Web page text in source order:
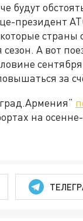
будут
президент
сезон. А вот
за
на